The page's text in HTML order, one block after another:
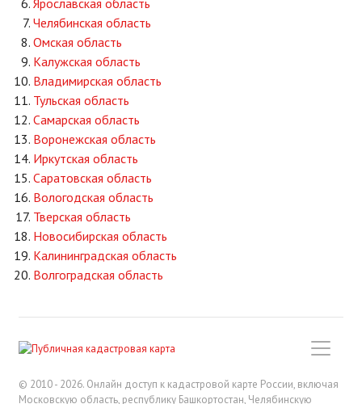
Челябинская область
Омская область
Калужская область
Владимирская область
Тульская область
Самарская область
Воронежская область
Иркутская область
Саратовская область
Вологодская область
Тверская область
Новосибирская область
Калининградская область
Волгоградская область
© 2010 - 2026. Онлайн доступ к кадастровой карте России, включая
Московскую область, республику Башкортостан, Челябинскую